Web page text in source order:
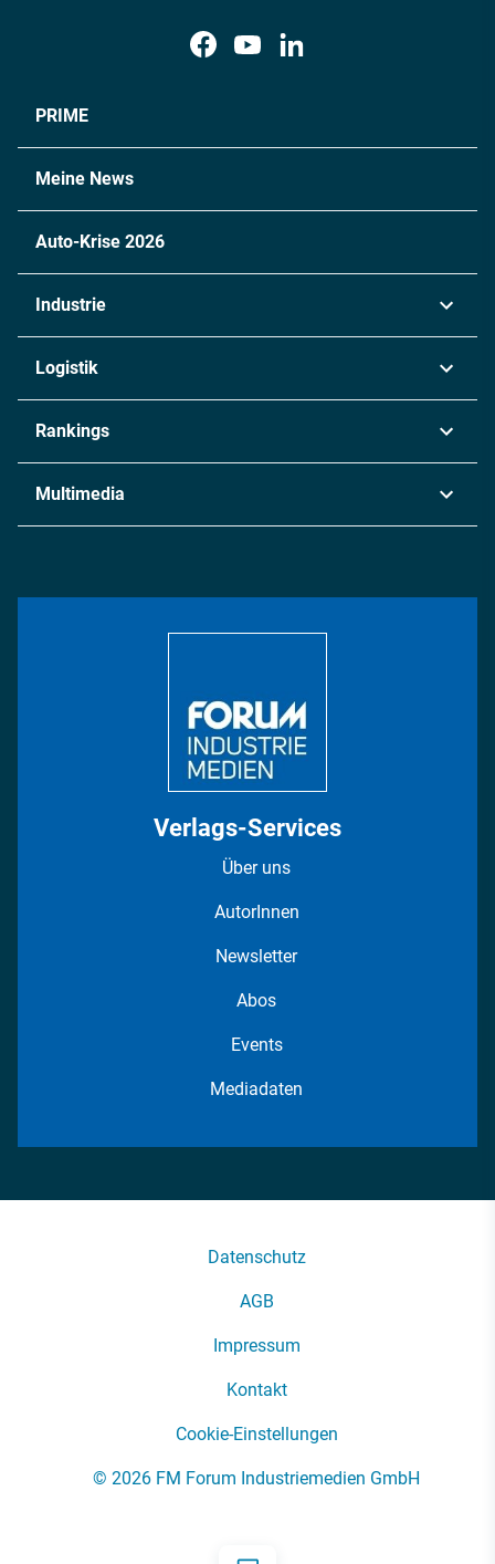
PRIME
Meine News
Auto-Krise 2026
Industrie
Chemie
Metall
Energie
Logistik
Rankings
Multimedia
Verlags-Services
Über uns
AutorInnen
Newsletter
Abos
Events
Mediadaten
Datenschutz
AGB
Impressum
Kontakt
Cookie-Einstellungen
© 2026 FM Forum Industriemedien GmbH